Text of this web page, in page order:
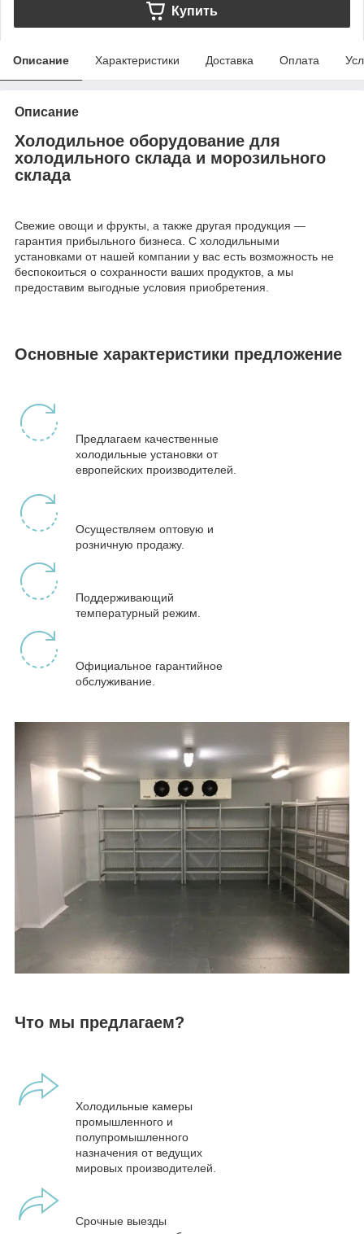
Купить
Описание Характеристики Доставка Оплата
Описание
Холодильное оборудование для
холодильного склада и морозильного
склада
Свежие овощи и фрукты, а также другая продукция —
гарантия прибыльного бизнеса. С холодильными
установками от нашей компании у вас есть возможность не
беспокоиться о сохранности ваших продуктов, а мы
предоставим выгодные условия приобретения.
Основные характеристики предложение
Предлагаем качественные
холодильные установки от
европейских производителей.
Осуществляем оптовую и
розничную продажу.
Поддерживающий
температурный режим.
Официальное гарантийное
обслуживание.
Что мы предлагаем?
Холодильные камеры
промышленного и
полупромышленного
назначения от ведущих
мировых производителей.
Срочные выезды